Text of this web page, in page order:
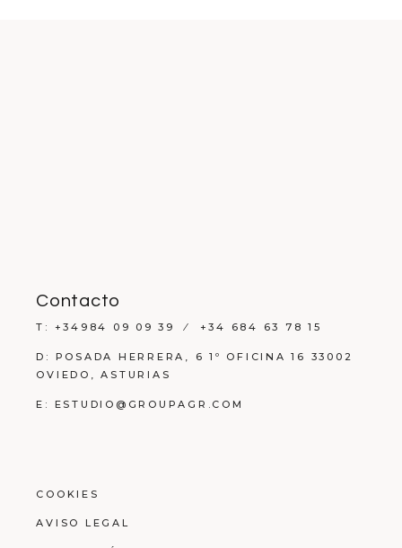
Contacto
T: +34984 09 09 39 ⁄ +34 684 63 78 15
D: POSADA HERRERA, 6 1º OFICINA 16 33002
OVIEDO, ASTURIAS
E: ESTUDIO@GROUPAGR.COM
COOKIES
AVISO LEGAL